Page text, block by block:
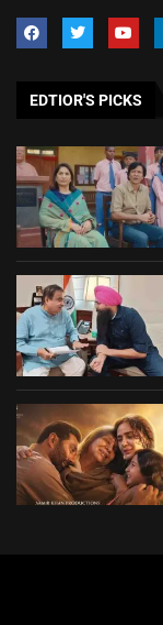
EDTIOR'S PICKS